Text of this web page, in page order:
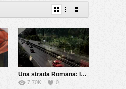
Una strada Romana: la via Flaminia
7.70K 0